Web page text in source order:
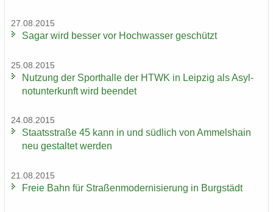
27.08.2015
Sagar wird bes­ser vor Hoch­was­ser ge­schützt
25.08.2015
Nut­zung der Sport­hal­le der HTWK in Leip­zig als Asyl­
not­un­ter­kunft wird be­en­det
24.08.2015
Staats­stra­ße 45 kann in und süd­lich von Am­mels­hain
neu ge­stal­tet wer­den
21.08.2015
Freie Bahn für Stra­ßen­mo­der­ni­sie­rung in Burg­städt